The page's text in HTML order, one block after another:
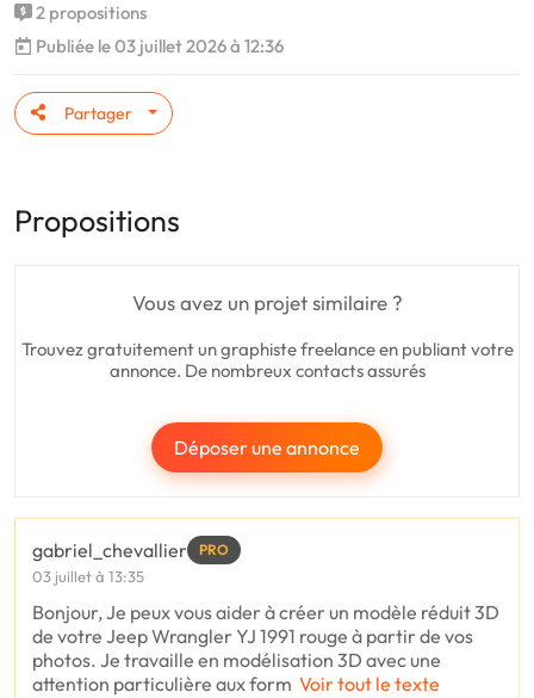
2 propositions
Publiée le 03 juillet 2026 à 12:36
Partager
Propositions
Vous avez un projet similaire ?
Trouvez gratuitement un graphiste freelance en publiant votre
annonce. De nombreux contacts assurés
Déposer une annonce
gabriel_chevallier PRO
03 juillet à 13:35
Bonjour, Je peux vous aider à créer un modèle réduit 3D
de votre Jeep Wrangler YJ 1991 rouge à partir de vos
photos. Je travaille en modélisation 3D avec une
attention particulière aux form Voir tout le texte